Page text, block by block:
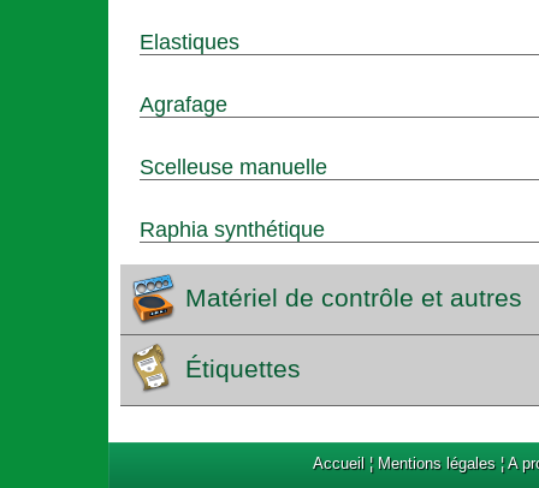
Elastiques
Agrafage
Scelleuse manuelle
Raphia synthétique
Matériel de contrôle et autres
Étiquettes
Accueil¦ Mentions légales¦A